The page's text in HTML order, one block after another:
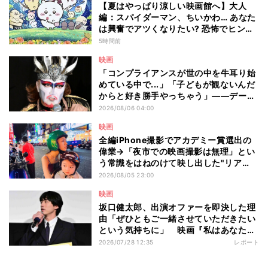
【夏はやっぱり涼しい映画館へ】大人
編：スパイダーマン、ちいかわ… あなた
は興奮でアツくなりたい? 恐怖でヒンヤ
リしたい? - 編集部が注目する最新映画5
5時間前
映画
「コンプライアンスが世の中を牛耳り始
めている中で...」「子どもが観ないんだ
からと好き勝手やっちゃう」――デーモ
ン閣下が語る映画『レディ・オア・ノッ
2026/08/06 04:00
映画
全編iPhone撮影でアカデミー賞選出の
偉業→「夜市での映画撮影は無理」とい
う常識をはねのけて映し出した"リア
ル"とは――ツォウ監督が語る映画『左
2026/08/05 23:00
映画
坂口健太郎、出演オファーを即決した理
由「ぜひともご一緒させていただきたい
という気持ちに」 映画『私はあなたを
知らない、』完成披露舞台挨拶
2026/07/28 12:35 レポート